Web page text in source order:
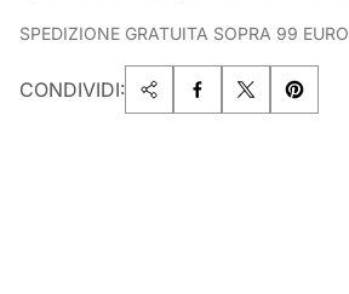
SPEDIZIONE GRATUITA SOPRA 99 EURO
CONDIVIDI: